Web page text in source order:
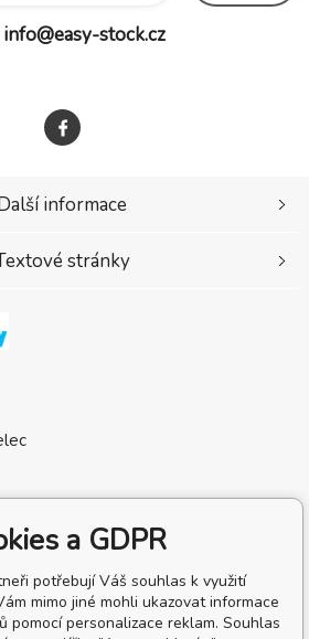
info@easy-stock.cz
informace
stránky
a GDPR
potřebují Váš souhlas k využití
mimo jiné mohli ukazovat informace
pomocí personalizace reklam. Souhlas